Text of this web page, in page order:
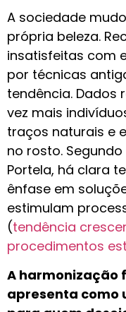
A sociedade
própria beleza.
insatisfeitas com
por técnicas
tendência. Dados
vez mais
traços naturais e
no rosto.
Portela, há clara
ênfase em
estimulam
(tendência
procedimentos
A harmonização
apresenta